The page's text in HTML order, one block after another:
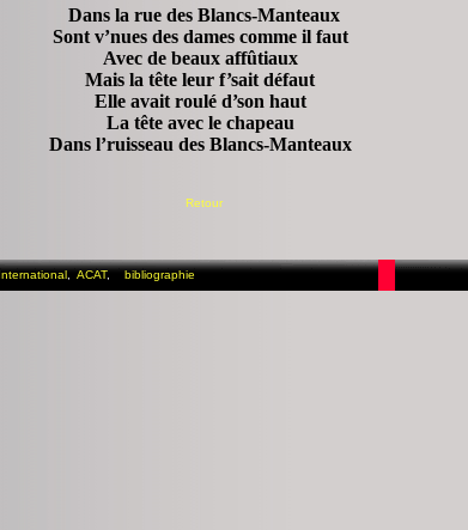
Dans la rue des Blancs-Manteaux
Sont v’nues des dames comme il faut
Avec de beaux affûtiaux
Mais la tête leur f’sait défaut
Elle avait roulé d’son haut
La tête avec le chapeau
Dans l’ruisseau des Blancs-Manteaux
Retour
ACAT, bibliographie